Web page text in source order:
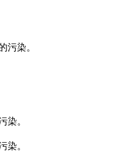
污染。
染。
染。